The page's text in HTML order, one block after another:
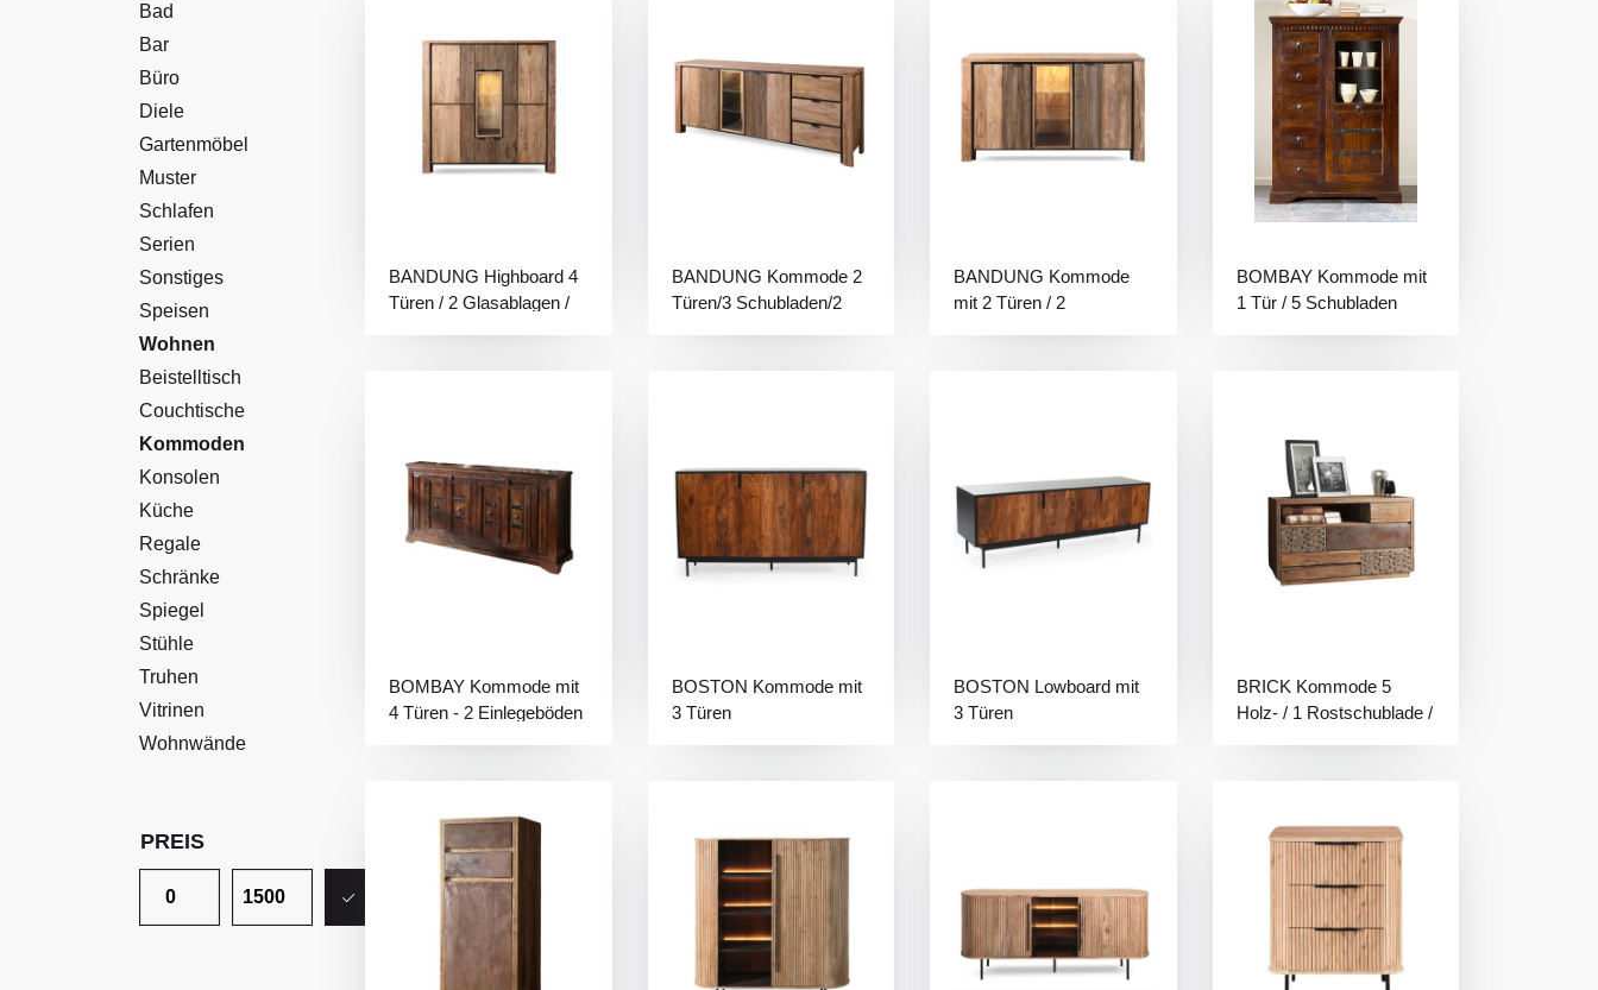
Bad
Bar
Büro
Diele
Gartenmöbel
Muster
Schlafen
Serien
Sonstiges
Speisen
Wohnen
Beistelltisch
Couchtische
Kommoden
Konsolen
Küche
Regale
Schränke
Spiegel
Stühle
Truhen
Vitrinen
Wohnwände
PREIS
BANDUNG Highboard 4
Türen / 2 Glasablagen /
BANDUNG Kommode 2
Türen/3 Schubladen/2
BANDUNG Kommode
mit 2 Türen / 2
BOMBAY Kommode mit
1 Tür / 5 Schubladen
BOMBAY Kommode mit
4 Türen - 2 Einlegeböden
BOSTON Kommode mit
3 Türen
BOSTON Lowboard mit
3 Türen
BRICK Kommode 5
Holz- / 1 Rostschublade /